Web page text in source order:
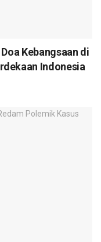
Kebangsaan di
Indonesia